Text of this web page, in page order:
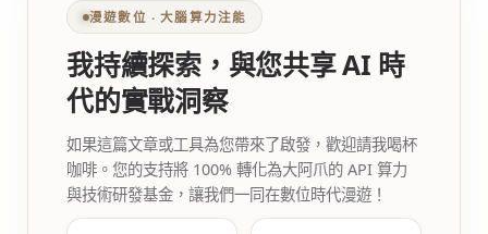
漫遊數位 ‧ 大腦算力注能
我持續探索，與您共享 AI 時
代的實戰洞察
如果這篇文章或工具為您帶來了啟發，歡迎請我喝杯
咖啡。您的支持將 100% 轉化為大阿爪的 API 算力
與技術研發基金，讓我們一同在數位時代漫遊！